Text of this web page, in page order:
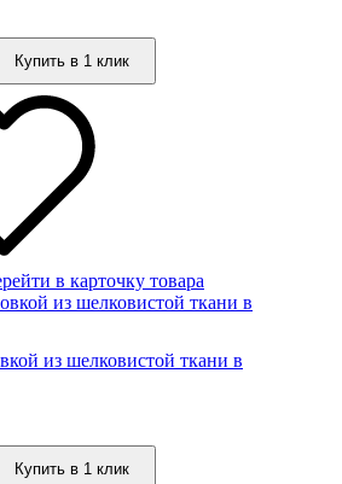
Купить в 1 клик
в карточку товара
из шелковистой ткани в
Купить в 1 клик